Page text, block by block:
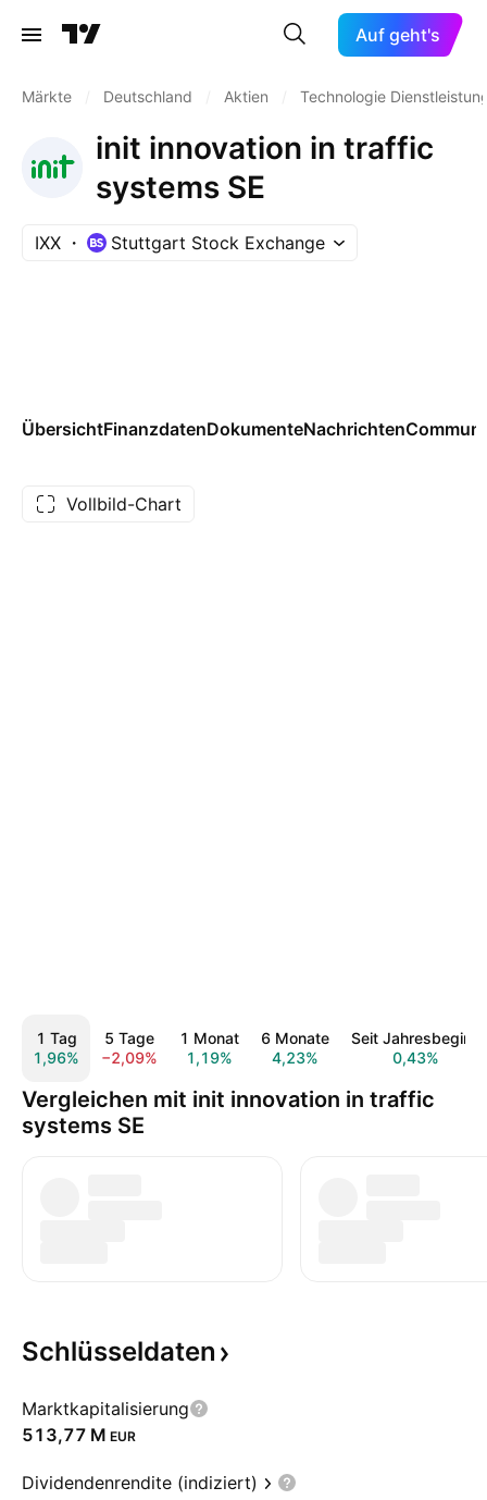
Auf geht's
Märkte Deutschland Aktien Technologie
init innovation in traffic
systems SE
IXX Stuttgart Stock Exchange
ÜbersichtFinanzdatenDokumenteNachrichten
Vollbild-Chart
1 Tag
1,96%
5 Tage
−2,09%
1 Monat
1,19%
6 Monate
4,23%
Seit Jahresbeginn
0,43%
Vergleichen mit init innovation in traffic
systems SE
Schlüsseldaten
Marktkapitalisierung
‪513,77 M‬ EUR
Dividendenrendite (indiziert)